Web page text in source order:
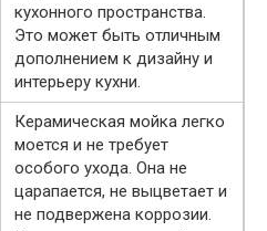
кухонного пространства.
Это может быть отличным
дополнением к дизайну и
интерьеру кухни.
Керамическая мойка легко
моется и не требует
особого ухода. Она не
царапается, не выцветает и
не подвержена коррозии.